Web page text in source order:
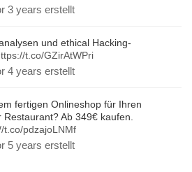
3 years erstellt
und ethical Hacking-
t.co/GZirAtWPri
4 years erstellt
fertigen Onlineshop für Ihren
Ab 349€ kaufen.
t.co/pdzajoLNMf
5 years erstellt